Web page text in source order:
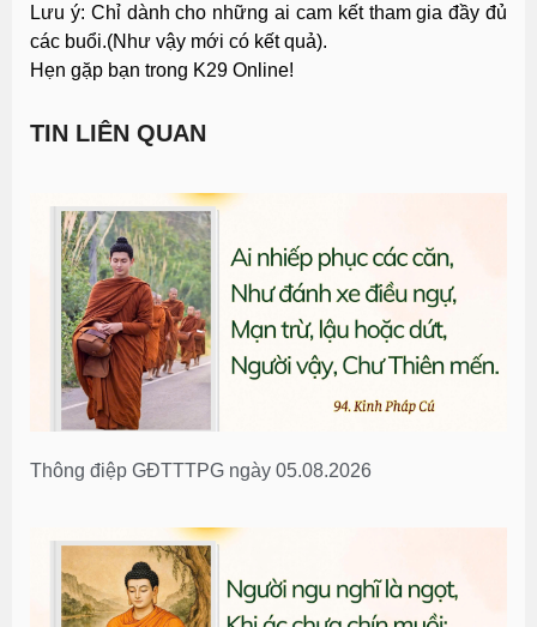
Lưu ý: Chỉ dành cho những ai cam kết tham gia đầy đủ
các buổi.(Như vậy mới có kết quả).
Hẹn gặp bạn trong K29 Online!
TIN LIÊN QUAN
Thông điệp GĐTTTPG ngày 05.08.2026